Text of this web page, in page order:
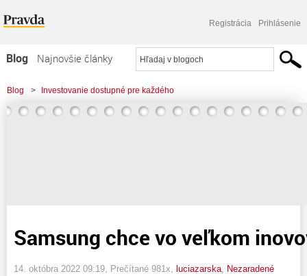
Registrácia Prihlásenie
Blog
Najnovšie články
Najčítanejšie články
Najkomentovanejšie články
Blog > Investovanie dostupné pre každého
> Samsung chce vo veľkom inovovať
Samsung chce vo veľkom
14. októbra 2022 09:19 , Prečítané 981x, luciazarska Nezaradené